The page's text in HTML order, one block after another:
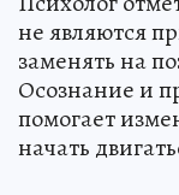
не являются
заменять на
Осознание и
помогает
начать